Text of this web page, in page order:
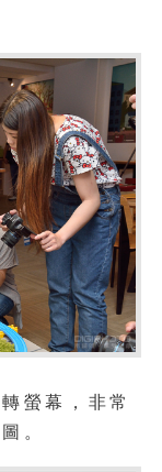
螢幕，非常
。